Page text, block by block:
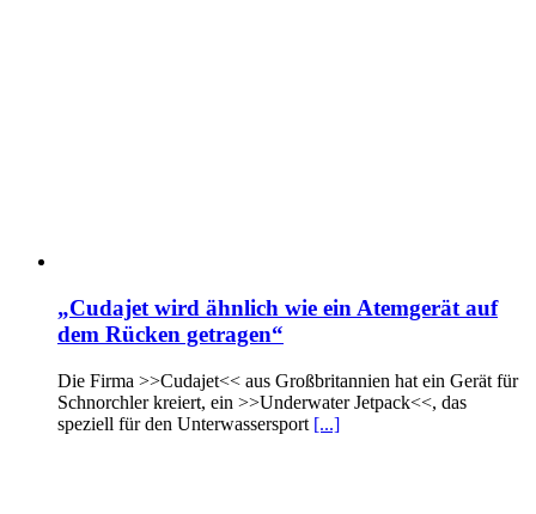
„Cudajet wird ähnlich wie ein Atemgerät auf
dem Rücken getragen“
Die Firma >>Cudajet<< aus Großbritannien hat ein Gerät für
Schnorchler kreiert, ein >>Underwater Jetpack<<, das
speziell für den Unterwassersport [...]